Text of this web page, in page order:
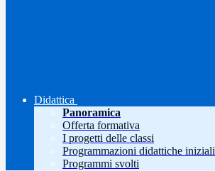
Didattica
Panoramica
Offerta formativa
I progetti delle classi
Programmazioni didattiche iniziali
Programmi svolti